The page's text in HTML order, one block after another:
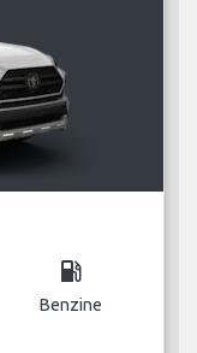
local_gas_station
Benzine